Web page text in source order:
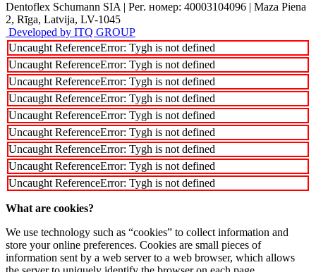
Dentoflex Schumann SIA | Рег. номер: 40003104096 | Maza Piena
2, Rīga, Latvija, LV-1045
Developed by ITQ GROUP
Uncaught ReferenceError: Tygh is not defined
Uncaught ReferenceError: Tygh is not defined
Uncaught ReferenceError: Tygh is not defined
Uncaught ReferenceError: Tygh is not defined
Uncaught ReferenceError: Tygh is not defined
Uncaught ReferenceError: Tygh is not defined
Uncaught ReferenceError: Tygh is not defined
Uncaught ReferenceError: Tygh is not defined
Uncaught ReferenceError: Tygh is not defined
What are cookies?
We use technology such as “cookies” to collect information and
store your online preferences. Cookies are small pieces of
information sent by a web server to a web browser, which allows